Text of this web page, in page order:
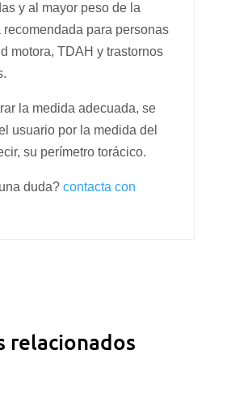
y al mayor peso de la
recomendada para personas
motora, TDAH y trastornos
la medida adecuada, se
usuario por la medida del
su perímetro torácico.
duda? contacta con
relacionados